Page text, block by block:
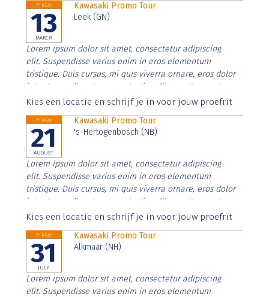
Friday
13
MARCH
Kawasaki Promo Tour
Leek (GN)
Lorem ipsum dolor sit amet, consectetur adipiscing
elit. Suspendisse varius enim in eros elementum
tristique. Duis cursus, mi quis viverra ornare, eros dolor
interdum nulla, ut commodo diam libero vitae erat.
Aenean faucibus nibh et justo cursus id rutrum lorem
Kies een locatie en schrijf je in voor jouw proefrit
Friday
21
AUGUST
Kawasaki Promo Tour
's-Hertogenbosch (NB)
Lorem ipsum dolor sit amet, consectetur adipiscing
elit. Suspendisse varius enim in eros elementum
tristique. Duis cursus, mi quis viverra ornare, eros dolor
interdum nulla, ut commodo diam libero vitae erat.
Aenean faucibus nibh et justo cursus id rutrum lorem
Kies een locatie en schrijf je in voor jouw proefrit
Friday
31
JULY
Kawasaki Promo Tour
Alkmaar (NH)
Lorem ipsum dolor sit amet, consectetur adipiscing
elit. Suspendisse varius enim in eros elementum